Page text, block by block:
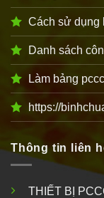
Cách sử dụng
Danh sách
Làm bảng
https://
Thông tin liên
THIẾT BỊ